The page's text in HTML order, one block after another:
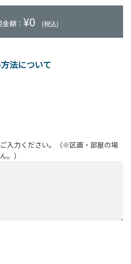
額： ¥0 (税込)
法について
入力ください。（※区画・部屋の場
。）